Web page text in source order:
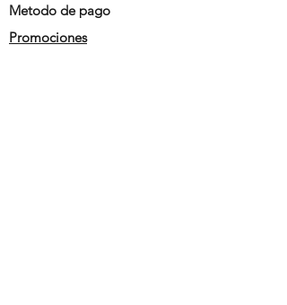
Metodo de pago
Promociones